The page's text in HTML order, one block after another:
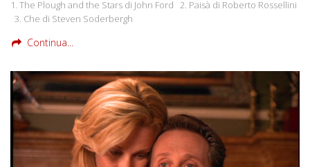
1. The Plough and the Stars di John Ford 2. Paisà di Roberto Rossellini
3. Che di Steven Soderbergh
Continua...